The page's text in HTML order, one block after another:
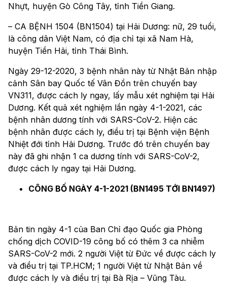
Nhựt, huyện Gò Công Tây, tỉnh Tiền Giang.
– CA BỆNH 1504 (BN1504) tại Hải Dương: nữ, 29 tuổi,
là công dân Việt Nam, có địa chỉ tại xã Nam Hà,
huyện Tiền Hải, tỉnh Thái Bình.
Ngày 29-12-2020, 3 bệnh nhân này từ Nhật Bản nhập
cảnh Sân bay Quốc tế Vân Đồn trên chuyến bay
VN311, được cách ly ngay, lấy mẫu xét nghiệm tại Hải
Dương. Kết quả xét nghiệm lần ngày 4-1-2021, các
bệnh nhân dương tính với SARS-CoV-2. Hiện các
bệnh nhân được cách ly, điều trị tại Bệnh viện Bệnh
Nhiệt đới tỉnh Hải Dương. Trước đó trên chuyến bay
này đã ghi nhận 1 ca dương tính với SARS-CoV-2,
được cách ly ngay tại Hải Dương.
CÔNG BỐ NGÀY 4-1-2021 (BN1495 TỚI BN1497)
Bản tin ngày 4-1 của Ban Chỉ đạo Quốc gia Phòng
chống dịch COVID-19 công bố có thêm 3 ca nhiễm
SARS-CoV-2 mới. 2 người Việt từ Đức về được cách ly
và điều trị tại TP.HCM; 1 người Việt từ Nhật Bản về
được cách ly và điều trị tại Bà Rịa – Vũng Tàu.